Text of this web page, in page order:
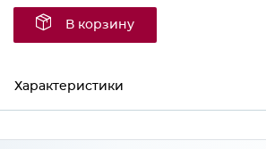
В корзину
Характеристики
Производитель МиФ